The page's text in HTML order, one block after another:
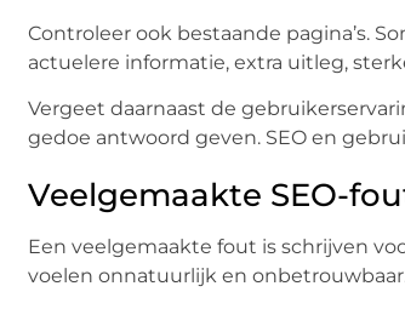
Controleer ook bestaande pagina’s.
actuelere informatie, extra uitleg,
Vergeet daarnaast de
gedoe antwoord geven. SEO en
Veelgemaakte SEO-
Een veelgemaakte fout is schrijven
voelen onnatuurlijk en